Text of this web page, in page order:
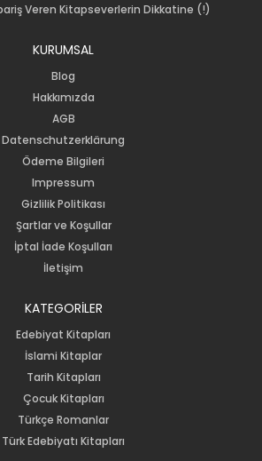
Veren Kitapseverlerin Dikkatine (!)
KURUMSAL
Blog
Hakkımızda
AGB
Datenschutzerklärung
Ödeme Bilgileri
Impressum
Gizlilik Politikası
Şartlar ve Koşullar
İptal İade Koşulları
İletişim
KATEGORİLER
Edebiyat Kitapları
İslami Kitaplar
Tarih Kitapları
Çocuk Kitapları
Türkçe Romanlar
Türk Edebiyatı Kitapları